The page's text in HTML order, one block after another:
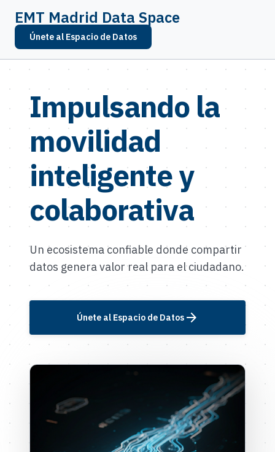
EMT Madrid Data Space
Únete al Espacio de Datos
Impulsando la
movilidad
inteligente y
colaborativa
Un ecosistema confiable donde compartir
datos genera valor real para el ciudadano.
Únete al Espacio de Datosarrow_forward